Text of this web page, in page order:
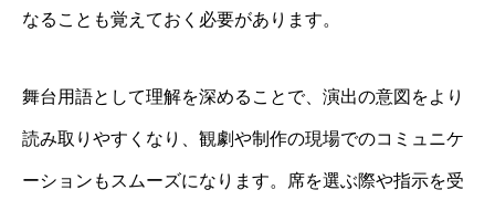
なることも覚えておく必要があります。
舞台用語として理解を深めることで、演出の意図をより
読み取りやすくなり、観劇や制作の現場でのコミュニケ
ーションもスムーズになります。席を選ぶ際や指示を受